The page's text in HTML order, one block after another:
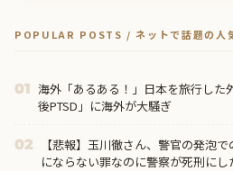
POPULAR POSTS / ネットで話題の人
01 海外「あるある！」日本を旅行した
後PTSD」に海外が大騒ぎ
02
【悲報】玉川徹さん、警官の発泡
にならない罪なのに警察が死刑に